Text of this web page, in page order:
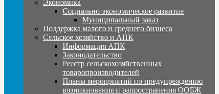
Экономика
Социально-экономическое развитие
Муниципальный заказ
Поддержка малого и среднего бизнеса
Сельское хозяйство и АПК
Информация АПК
Законодательство
Реестр сельскохозяйственных
товаропроизводителей
Планы мероприятий по предупреждению
возникновения и рапространения ООБЖ